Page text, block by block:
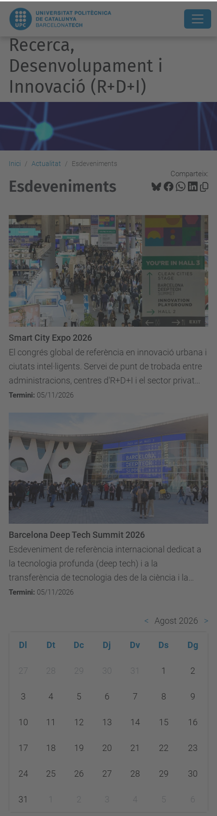
Recerca,
Desenvolupament i
Innovació (R+D+I)
Inici Actualitat Esdeveniments
Comparteix:
Esdeveniments
El congrés global de referència en innovació urbana i
ciutats intel·ligents. Servei de punt de trobada entre
administracions, centres d'R+D+I i el sector privat
per presentar tecnologies i solucions...
Smart City Expo 2026
Termini: 05/11/2026
Esdeveniment de referència internacional dedicat a
la tecnologia profunda (deep tech) i a la
transferència de tecnologia des de la ciència i la
universitat cap al mercat. Reuneix spin-offs,...
Barcelona Deep Tech Summit 2026
Termini: 05/11/2026
Agost 2026
Dl Dt Dc Dj Dv Ds Dg
27 28 29 30 31 1 2
3 4 5 6 7 8 9
10 11 12 13 14 15 16
17 18 19 20 21 22 23
24 25 26 27 28 29 30
31 1 2 3 4 5 6